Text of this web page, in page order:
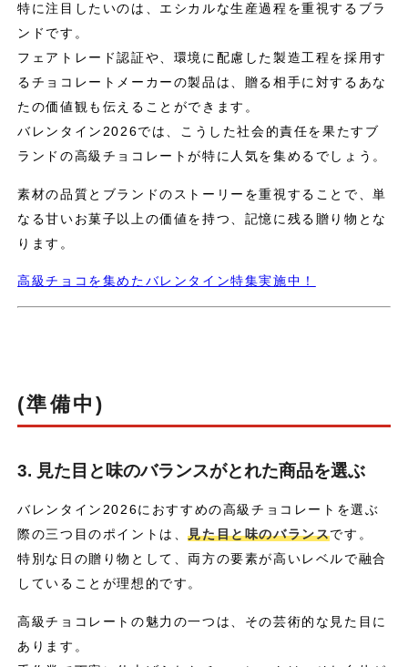
特に注目したいのは、エシカルな生産過程を重視するブラ
ンドです。
フェアトレード認証や、環境に配慮した製造工程を採用す
るチョコレートメーカーの製品は、贈る相手に対するあな
たの価値観も伝えることができます。
バレンタイン2026では、こうした社会的責任を果たすブ
ランドの高級チョコレートが特に人気を集めるでしょう。
素材の品質とブランドのストーリーを重視することで、単
なる甘いお菓子以上の価値を持つ、記憶に残る贈り物とな
ります。
高級チョコを集めたバレンタイン特集実施中！
(準備中)
3. 見た目と味のバランスがとれた商品を選ぶ
バレンタイン2026におすすめの高級チョコレートを選ぶ
際の三つ目のポイントは、見た目と味のバランスです。
特別な日の贈り物として、両方の要素が高いレベルで融合
していることが理想的です。
高級チョコレートの魅力の一つは、その芸術的な見た目に
あります。